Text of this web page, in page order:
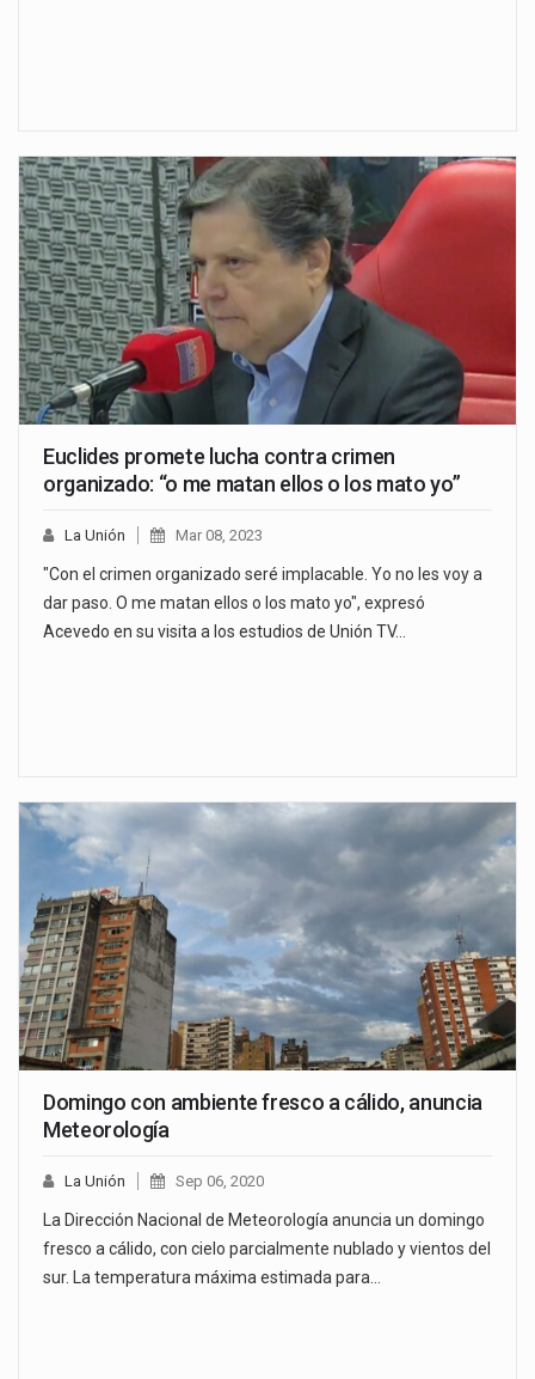
Euclides promete lucha contra crimen
organizado: “o me matan ellos o los mato yo”
La Unión Mar 08, 2023
"Con el crimen organizado seré implacable. Yo no les voy a
dar paso. O me matan ellos o los mato yo", expresó
Acevedo en su visita a los estudios de Unión TV…
Domingo con ambiente fresco a cálido, anuncia
Meteorología
La Unión Sep 06, 2020
La Dirección Nacional de Meteorología anuncia un domingo
fresco a cálido, con cielo parcialmente nublado y vientos del
sur. La temperatura máxima estimada para…